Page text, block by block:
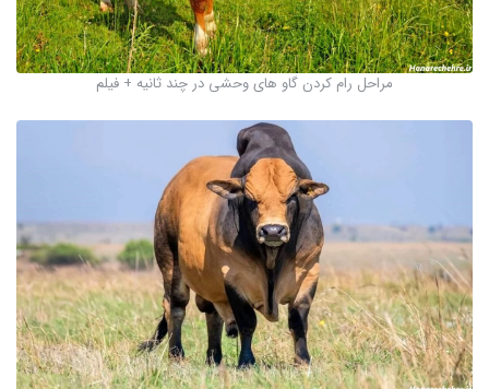
مراحل رام کردن گاو های وحشی در چند ثانیه + فیلم